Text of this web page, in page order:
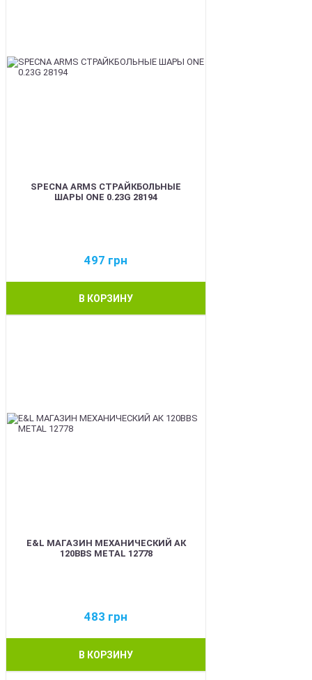
SPECNA ARMS СТРАЙКБОЛЬНЫЕ
ШАРЫ ONE 0.23G 28194
497 грн
В КОРЗИНУ
E&L МАГАЗИН МЕХАНИЧЕСКИЙ АК
120BBS METAL 12778
483 грн
В КОРЗИНУ